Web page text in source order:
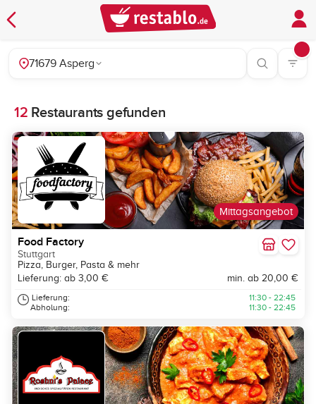
71679 Asperg
12 Restaurants gefunden
Mittagsangebot
Food Factory
Stuttgart
Pizza, Burger, Pasta & mehr
Lieferung: ab 3,00 €
min. ab 20,00 €
Lieferung:
Abholung:
11:30 - 22:45
11:30 - 22:45